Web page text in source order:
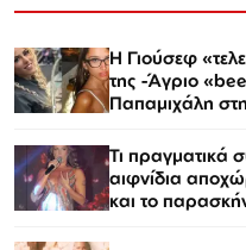
Η Γιούσεφ
της -Άγριο
Παπαμιχάλη
Τι πραγματικά
αιφνίδια
και το